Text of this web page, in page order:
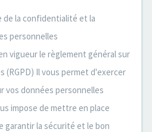
la confidentialité et la
personnelles
vigueur le règlement général sur
(RGPD) Il vous permet d'exercer
vos données personnelles
impose de mettre en place
garantir la sécurité et le bon